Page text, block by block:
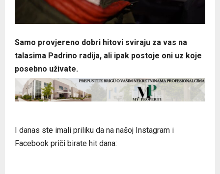
Samo provjereno dobri hitovi sviraju za vas na
talasima Padrino radija, ali ipak postoje oni uz koje
posebno uživate.
I danas ste imali priliku da na našoj Instagram i
Facebook priči birate hit dana: